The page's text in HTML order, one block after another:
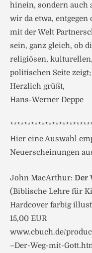
hinein, sondern auch
wir da etwa, entgegen
mit der Welt
sein, ganz gleich, ob
religiösen,
politischen Seite zeigt;
Herzlich grüßt,
Hans-Werner Deppe
Hier eine Auswahl
Neuerscheinungen
John MacArthur: Der
(Biblische Lehre für
Hardcover farbig
15,00 EUR
www.cbuch.de/
–Der-Weg-mit-